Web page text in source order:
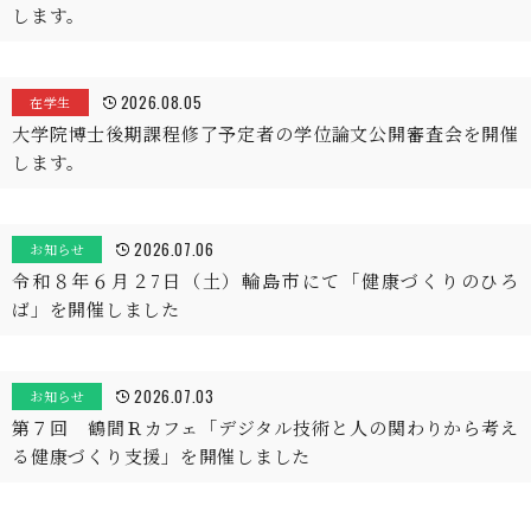
します。
在学生 2026.08.05
大学院博士後期課程修了予定者の学位論文公開審査会を開催
します。
お知らせ 2026.07.06
令和８年６月２7日（土）輪島市にて「健康づくりのひろ
ば」を開催しました
お知らせ 2026.07.03
第７回 鶴間Ｒカフェ「デジタル技術と人の関わりから考え
る健康づくり支援」を開催しました